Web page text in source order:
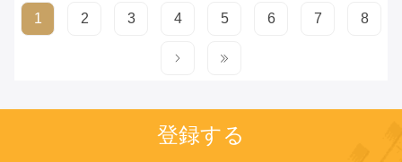
1 2 3 4 5 6 7 8
登録する